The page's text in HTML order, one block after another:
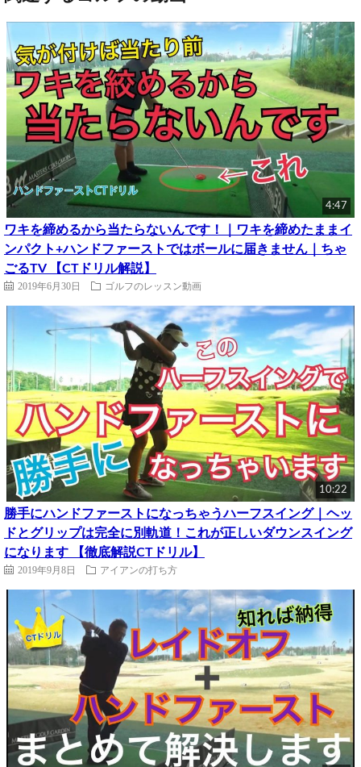
4:47
ワキを締めるから当たらないんです！｜ワキを締めたままイ
ンパクト+ハンドファーストではボールに届きません｜ちゃ
ごるTV 【CTドリル解説】
2019年6月30日 ゴルフのレッスン動画
10:22
勝手にハンドファーストになっちゃうハーフスイング｜ヘッ
ドとグリップは完全に別軌道！これが正しいダウンスイング
になります 【徹底解説CTドリル】
2019年9月8日 アイアンの打ち方